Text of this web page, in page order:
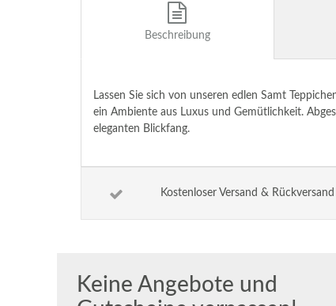
Beschreibung
Lassen Sie sich von unseren edlen Samt
ein Ambiente aus Luxus und Gemütlichkeit.
eleganten Blickfang.
Kostenloser Versand &
Keine Angebote und